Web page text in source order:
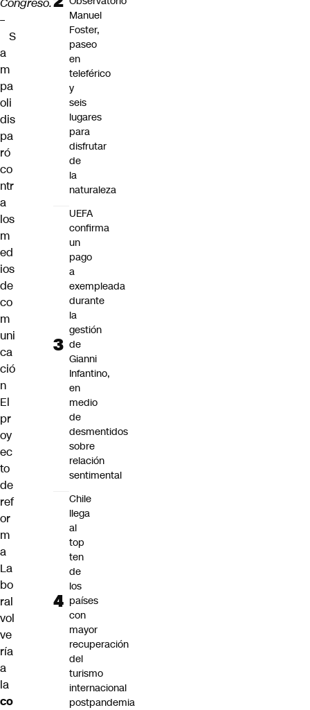
–
S
a
m
pa
oli
dis
pa
ró
co
ntr
a
los
m
ed
ios
de
co
m
uni
ca
ció
n
El
pr
oy
ec
to
de
ref
or
m
a
La
bo
ral
vol
ve
ría
a
la
co
Manuel
Foster,
paseo
en
teleférico
y
seis
lugares
para
disfrutar
de
la
naturaleza
UEFA
confirma
un
pago
a
exempleada
durante
la
gestión
de
Gianni
Infantino,
en
medio
de
desmentidos
sobre
relación
sentimental
Chile
llega
al
top
ten
de
los
países
con
mayor
recuperación
del
turismo
internacional
postpandemia